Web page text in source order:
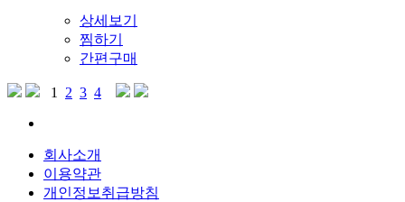
상세보기
찜하기
간편구매
1 2 3 4
회사소개
이용약관
개인정보취급방침